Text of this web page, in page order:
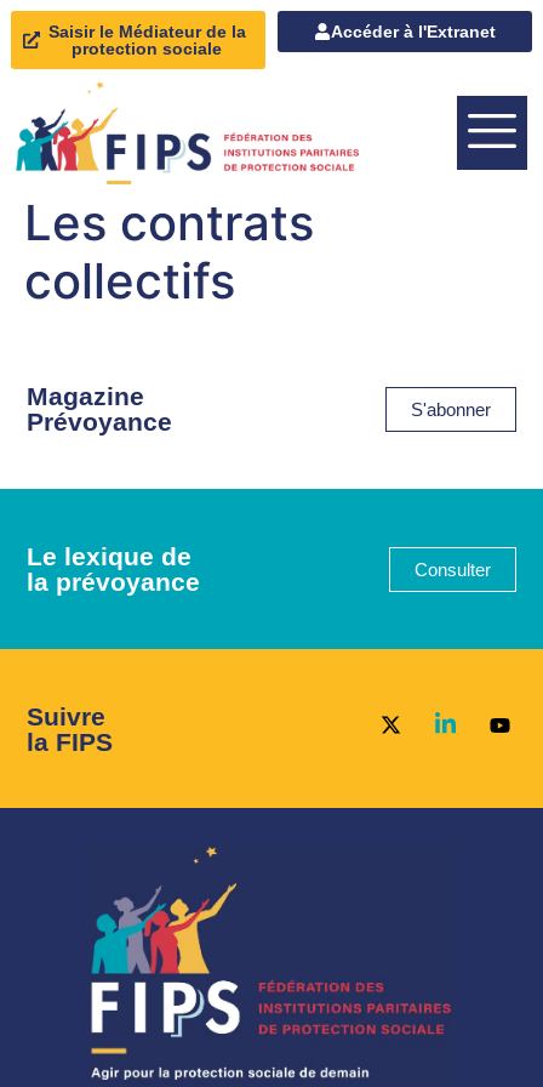
Saisir le Médiateur de la
protection sociale
Accéder à l'Extranet
Les contrats
collectifs
Magazine
Prévoyance
S'abonner
Le lexique de
la prévoyance
Consulter
Suivre
la FIPS